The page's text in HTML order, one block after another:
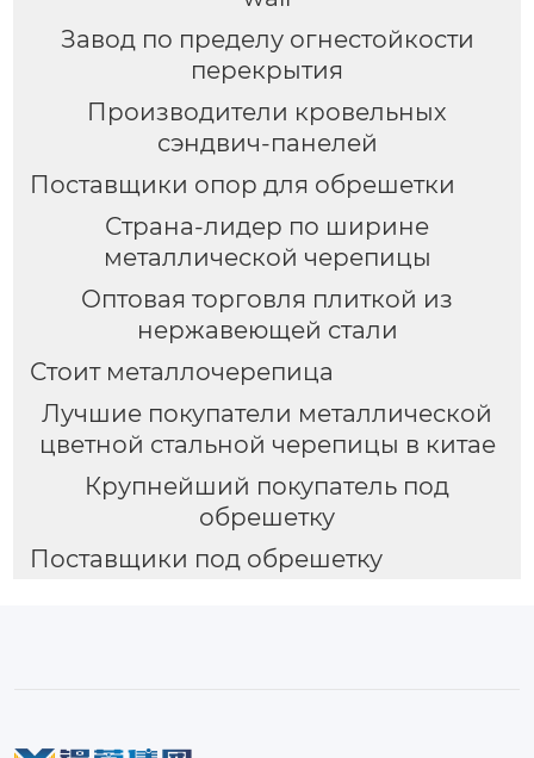
Завод по пределу огнестойкости
перекрытия
Производители кровельных
сэндвич-панелей
Поставщики опор для обрешетки
Страна-лидер по ширине
металлической черепицы
Оптовая торговля плиткой из
нержавеющей стали
Стоит металлочерепица
Лучшие покупатели металлической
цветной стальной черепицы в китае
Крупнейший покупатель под
обрешетку
Поставщики под обрешетку